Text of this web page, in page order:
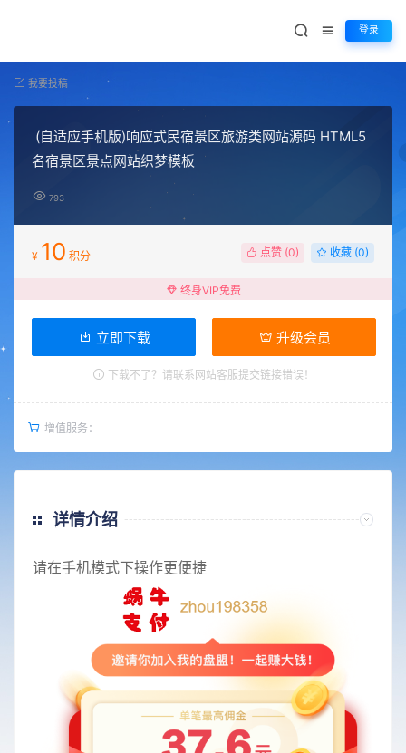
登录
我要投稿
(自适应手机版)响应式民宿景区旅游类网站源码 HTML5
名宿景区景点网站织梦模板
793
¥ 10 积分 点赞 (0) 收藏 (0)
终身VIP免费
立即下载 升级会员
下载不了？请联系网站客服提交链接错误！
增值服务：
详情介绍
请在手机模式下操作更便捷